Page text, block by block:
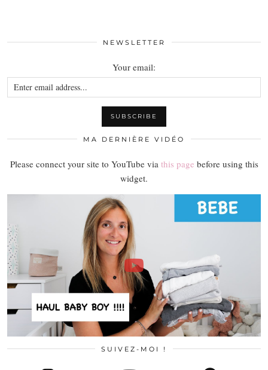
NEWSLETTER
Your email:
MA DERNIÈRE VIDÉO
Please connect your site to YouTube via this page before using this
widget.
SUIVEZ-MOI !